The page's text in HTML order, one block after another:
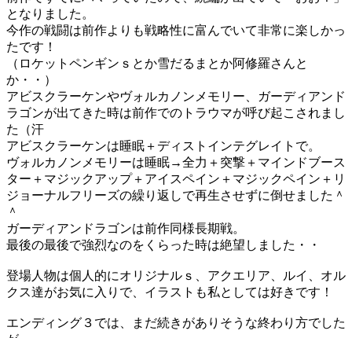
となりました。
今作の戦闘は前作よりも戦略性に富んでいて非常に楽しかっ
たです！
（ロケットペンギンｓとか雪だるまとか阿修羅さんと
か・・）
アビスクラーケンやヴォルカノンメモリー、ガーディアンド
ラゴンが出てきた時は前作でのトラウマが呼び起こされまし
た（汗
アビスクラーケンは睡眠＋ディストインテグレイトで。
ヴォルカノンメモリーは睡眠→全力＋突撃＋マインドブース
ター＋マジックアップ＋アイスペイン＋マジックペイン＋リ
ジョーナルフリーズの繰り返しで再生させずに倒せました＾
＾
ガーディアンドラゴンは前作同様長期戦。
最後の最後で強烈なのをくらった時は絶望しました・・
登場人物は個人的にオリジナルｓ、アクエリア、ルイ、オル
クス達がお気に入りで、イラストも私としては好きです！
エンディング３では、まだ続きがありそうな終わり方でした